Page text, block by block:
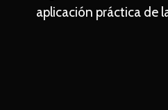
aplicación práctica de